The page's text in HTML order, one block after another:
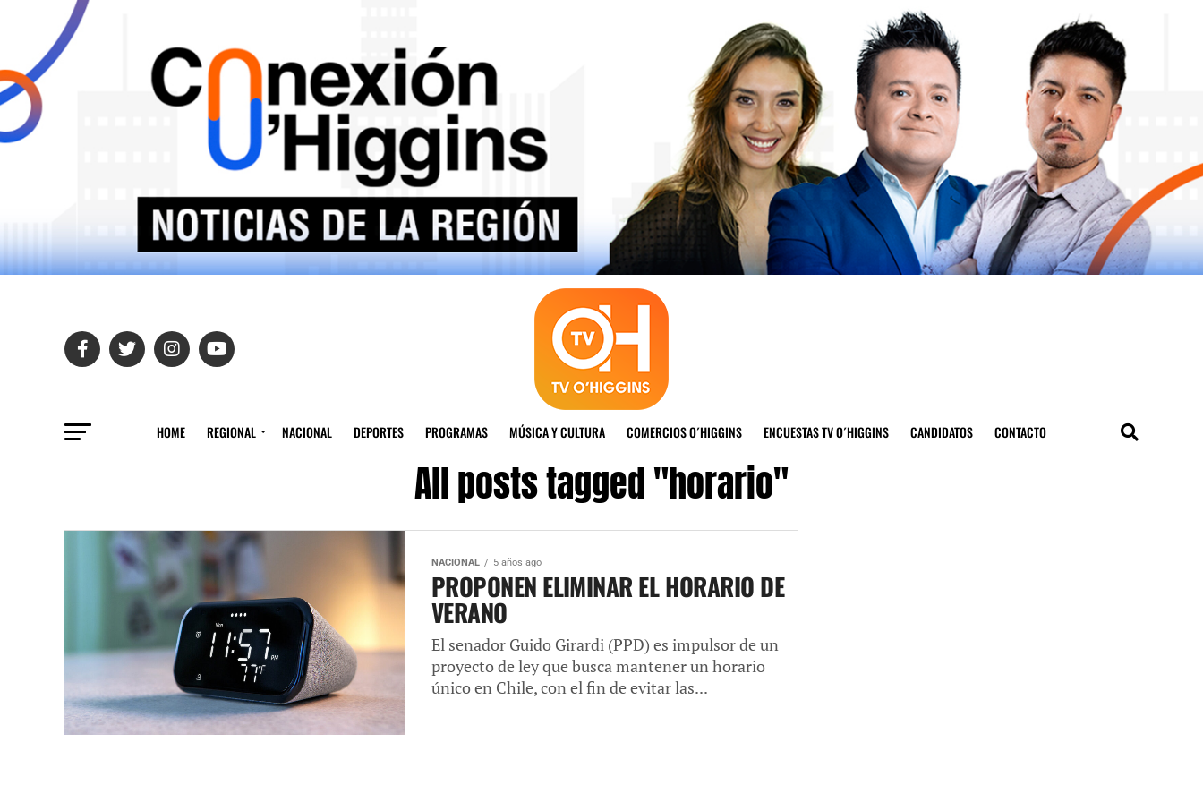
HOME REGIONAL NACIONAL DEPORTES PROGRAMAS MÚSICA Y CULTURA COMERCIOS O´HIGGINS ENCUESTAS TV O´HIGGINS CANDIDATOS CONTACTO
All posts tagged "horario"
NACIONAL 5 años ago
PROPONEN ELIMINAR EL HORARIO DE
VERANO
El senador Guido Girardi (PPD) es impulsor de un
proyecto de ley que busca mantener un horario
único en Chile, con el fin de evitar las...